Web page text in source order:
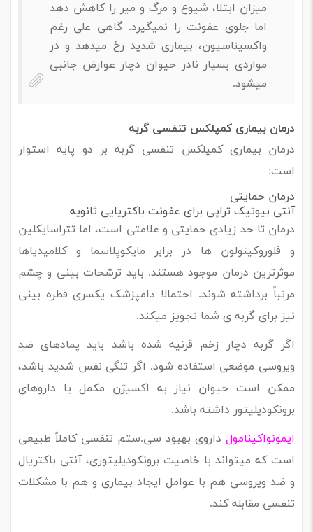
میزان ابتلا، شیوع و مرگ و میر را کاهش دهد
اما جلوی عفونت را نمیگیرد. گاهی علی رغم
واکسیناسیون، بیماری شدید رخ میدهد و در
مواردی بسیار نادر حیوان دچار عوارض جانبی
میشود.
درمان بیماری کمپلکس تنفسی گربه
درمان بیماری کمپلکس تنفسی گربه بر دو پایه استوار
است:
درمان حمایتی
آنتی بیوتیک تراپی برای عفونت باکتریایی ثانویه
درمان تا حد زیادی حمایتی و علامتی است، اما تتراسایکلین
و فلوروکینولون ها در برابر مایکوپلاسما و کلامیدیاها
موثرترین درمان موجود هستند. باید ترشحات بینی و چشم
مرتباً برداشته شوند. احتمالا دامپزشک یکسری قطره بینی
نیز برای گربه ی شما تجویز میکند.
اگر گربه دچار زخم قرنیه شده باشد باید پمادهای ضد
ویروسی موضعی استفاده شود. اگر تنگی نفس شدید باشد،
ممکن است حیوان نیاز به اکسیژن مکمل یا داروهای
برونکودیلیتور داشته باشد.
ایمونواکینامول داروی بهبود سی.ستم تنفسی کاملاً طبیعی
است که میتواند با خاصیت برونکودیلیتوری، آنتی باکتریال
و ضد ویروسی هم با عوامل ایجاد بیماری و هم با مشکلات
تنفسی مقابله کند.